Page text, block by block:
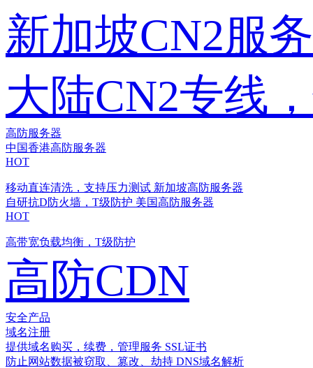
新加坡CN2服
大陆CN2专线
高防服务器
中国香港高防服务器
HOT
移动直连清洗，支持压力测试 新加坡高防服务器
自研抗D防火墙，T级防护 美国高防服务器
HOT
高带宽负载均衡，T级防护
高防CDN
安全产品
域名注册
提供域名购买，续费，管理服务 SSL证书
防止网站数据被窃取、篡改、劫持 DNS域名解析